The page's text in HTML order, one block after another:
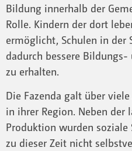
Bildung innerhalb der
Rolle. Kindern der dort
ermöglicht, Schulen in der
dadurch bessere
zu erhalten.
Die Fazenda galt über
in ihrer Region. Neben der
Produktion wurden
zu dieser Zeit nicht